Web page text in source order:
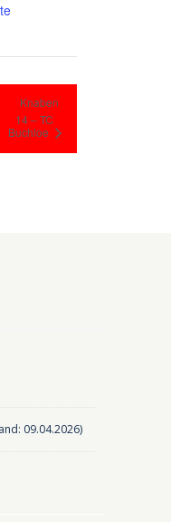
Knaben
14 – TC
Buchloe
09.04.2026)